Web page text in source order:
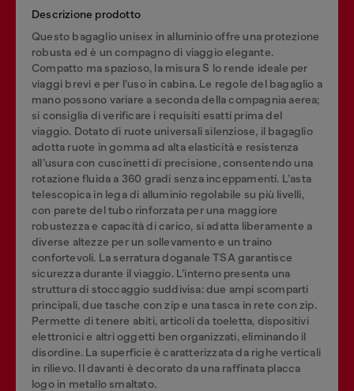
Descrizione prodotto
Questo bagaglio unisex in alluminio offre una protezione
robusta ed è un compagno di viaggio elegante.
Compatto ma spazioso, la misura S lo rende ideale per
viaggi brevi e per l’uso in cabina. Le regole del bagaglio a
mano possono variare a seconda della compagnia aerea;
si consiglia di verificare i requisiti esatti prima del
viaggio. Dotato di ruote universali silenziose, il bagaglio
adotta ruote in gomma ad alta elasticità e resistenza
all’usura con cuscinetti di precisione, consentendo una
rotazione fluida a 360 gradi senza inceppamenti. L’asta
telescopica in lega di alluminio regolabile su più livelli,
con parete del tubo rinforzata per una maggiore
robustezza e capacità di carico, si adatta liberamente a
diverse altezze per un sollevamento e un traino
confortevoli. La serratura doganale TSA garantisce
sicurezza durante il viaggio. L’interno presenta una
struttura di stoccaggio suddivisa: due ampi scomparti
principali, due tasche con zip e una tasca in rete con zip.
Permette di tenere abiti, articoli da toeletta, dispositivi
elettronici e altri oggetti ben organizzati, eliminando il
disordine. La superficie è caratterizzata da righe verticali
in rilievo. Il davanti è decorato da una raffinata placca
logo in metallo smaltato.